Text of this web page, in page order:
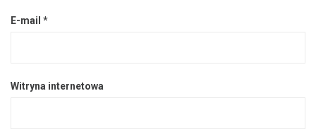
E-mail *
Witryna internetowa